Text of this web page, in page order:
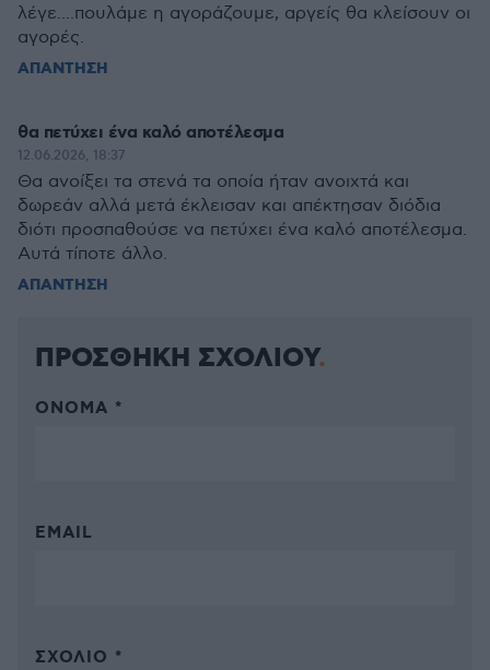
λέγε....πουλάμε η αγοράζουμε, αργείς θα κλείσουν οι
αγορές.
ΑΠΑΝΤΗΣΗ
θα πετύχει ένα καλό αποτέλεσμα
12.06.2026, 18:37
Θα ανοίξει τα στενά τα οποία ήταν ανοιχτά και
δωρεάν αλλά μετά έκλεισαν και απέκτησαν διόδια
διότι προσπαθούσε να πετύχει ένα καλό αποτέλεσμα.
Αυτά τίποτε άλλο.
ΑΠΑΝΤΗΣΗ
ΠΡΟΣΘΗΚΗ ΣΧΟΛΙΟΥ
ΌΝΟΜΑ *
EMAIL
ΣΧΌΛΙΟ *